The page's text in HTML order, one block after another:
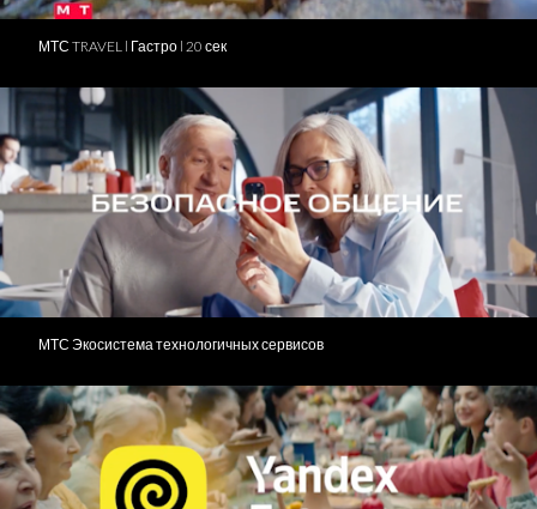
МТС TRAVEL l Гастро l 20 сек
МТС Экосистема технологичных сервисов